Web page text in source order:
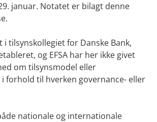
januar. Notatet er bilagt denne
i tilsynskollegiet for Danske Bank,
og EFSA har her ikke givet
om tilsynsmodel eller
forhold til hverken governance- eller
nationale og internationale